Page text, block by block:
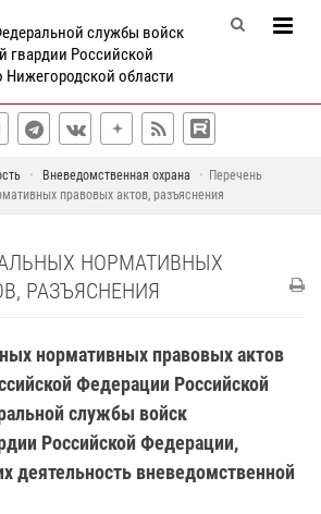
службы войск
гвардии Российской
области
Вневедомственная охрана
Перечень
правовых актов, разъяснения
НОРМАТИВНЫХ
РАЗЪЯСНЕНИЯ
нормативных правовых актов
Федерации Российской
службы войск
Российской Федерации,
деятельность вневедомственной